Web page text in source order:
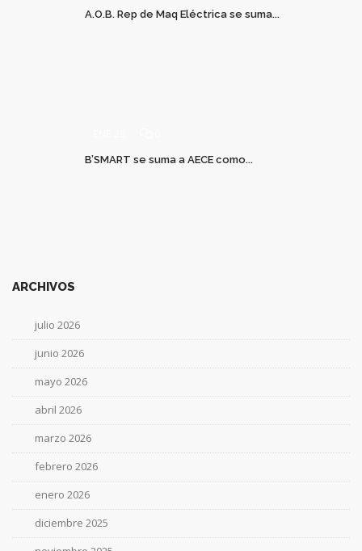
A.O.B. Rep de Maq Eléctrica se suma...
B’SMART se suma a AECE como...
ARCHIVOS
julio 2026
junio 2026
mayo 2026
abril 2026
marzo 2026
febrero 2026
enero 2026
diciembre 2025